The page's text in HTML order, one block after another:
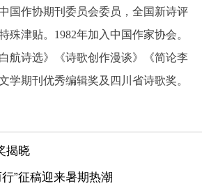
告 征稿启事 新会员发展名单
国作协期刊委员会委员，全国新诗评
殊津贴。1982年加入中国作家协会。
航诗选》《诗歌创作漫谈》《简论李
学期刊优秀编辑奖及四川省诗歌奖。
揭晓
”征稿迎来暑期热潮